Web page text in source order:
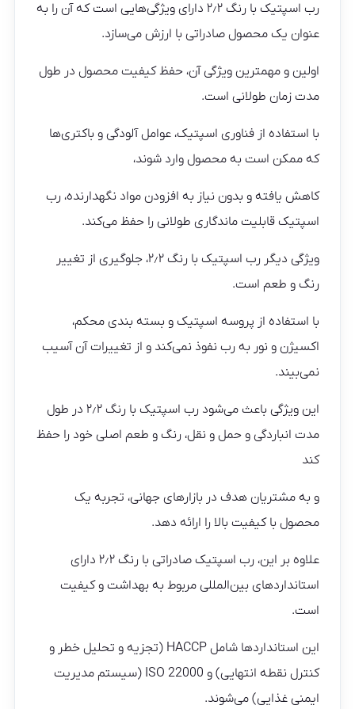
رب اسپتیک با رنگ ۲٫۲ دارای ویژگی‌هایی است که آن را به
عنوان یک محصول صادراتی با ارزش می‌سازد.
اولین و مهمترین ویژگی آن، حفظ کیفیت محصول در طول
مدت زمان طولانی است.
با استفاده از فناوری اسپتیک، عوامل آلودگی و باکتری‌ها
که ممکن است به محصول وارد شوند،
کاهش یافته و بدون نیاز به افزودن مواد نگهدارنده، رب
اسپتیک قابلیت ماندگاری طولانی را حفظ می‌کند.
ویژگی دیگر رب اسپتیک با رنگ ۲٫۲، جلوگیری از تغییر
رنگ و طعم است.
با استفاده از پروسه اسپتیک و بسته بندی محکم،
اکسیژن و نور به رب نفوذ نمی‌کند و از تغییرات آن آسیب
نمی‌بیند.
این ویژگی باعث می‌شود رب اسپتیک با رنگ ۲٫۲ در طول
مدت انباردگی و حمل و نقل، رنگ و طعم اصلی خود را حفظ
کند
و به مشتریان هدف در بازارهای جهانی، تجربه یک
محصول با کیفیت بالا را ارائه دهد.
علاوه بر این، رب اسپتیک صادراتی با رنگ ۲٫۲ دارای
استانداردهای بین‌المللی مربوط به بهداشت و کیفیت
است.
این استانداردها شامل HACCP (تجزیه و تحلیل خطر و
کنترل نقطه انتهایی) و ISO 22000 (سیستم مدیریت
ایمنی غذایی) می‌شوند.